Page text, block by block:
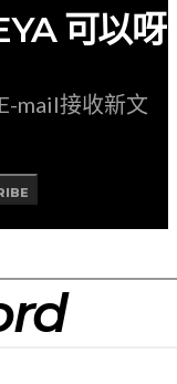
可以呀
mail接收新文